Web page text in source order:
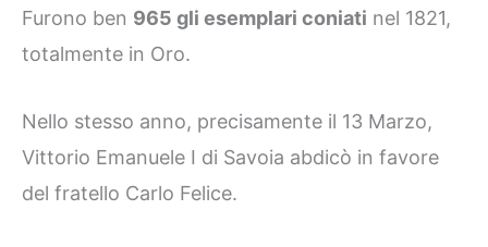
Furono ben 965 gli esemplari coniati nel 1821,
totalmente in Oro.
Nello stesso anno, precisamente il 13 Marzo,
Vittorio Emanuele I di Savoia abdicò in favore
del fratello Carlo Felice.